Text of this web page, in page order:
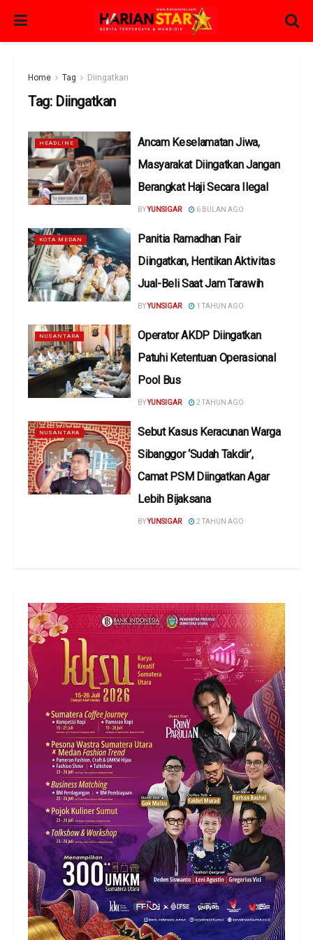
Home Tag Diingatkan
Tag: Diingatkan
HEADLINE
Ancam Keselamatan Jiwa,
Masyarakat Diingatkan Jangan
Berangkat Haji Secara Ilegal
BYYUNSIGAR 6 BULAN AGO
KOTA MEDAN
Panitia Ramadhan Fair
Diingatkan, Hentikan Aktivitas
Jual-Beli Saat Jam Tarawih
BYYUNSIGAR 1 TAHUN AGO
NUSANTARA
Operator AKDP Diingatkan
Patuhi Ketentuan Operasional
Pool Bus
BYYUNSIGAR 2 TAHUN AGO
NUSANTARA
Sebut Kasus Keracunan Warga
Sibanggor ‘Sudah Takdir’,
Camat PSM Diingatkan Agar
Lebih Bijaksana
BYYUNSIGAR 2 TAHUN AGO